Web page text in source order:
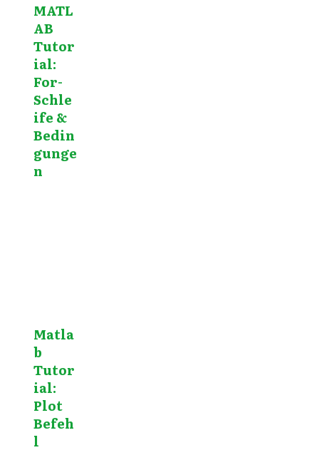
MATL
AB
Tutor
ial:
For-
Schle
ife &
Bedin
gunge
n
Matla
b
Tutor
ial:
Plot
Befeh
l